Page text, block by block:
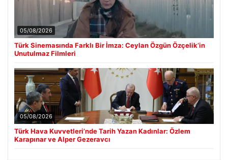
05/08/2026
Türk Sinemasında Farklı Bir İmza: Ceylan Özgün Özçelik’in
Unutulmaz Filmleri
05/08/2026
Türk Hava Kuvvetleri’nde Tarih Yazan Kadınlar: Özlem
Karapınar ve Alper Gezeravcı